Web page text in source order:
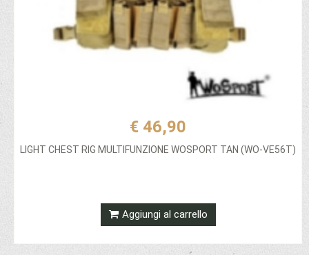
€ 46,90
LIGHT CHEST RIG MULTIFUNZIONE WOSPORT TAN (WO-VE56T)
Aggiungi al carrello